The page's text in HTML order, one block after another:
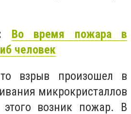
Во время пожара в
человек
взрыв произошел в
микрокристаллов
этого возник пожар. В